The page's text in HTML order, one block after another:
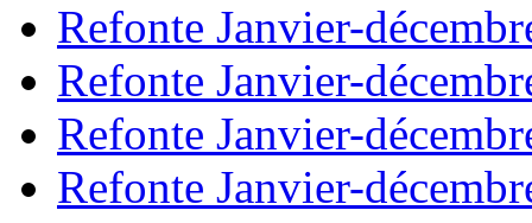
Refonte Janvier-
Refonte Janvier-
Refonte Janvier-
Refonte Janvier-